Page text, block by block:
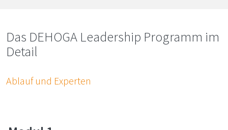
Das DEHOGA Leadership Programm im
De­tail
Ab­lauf und Experten